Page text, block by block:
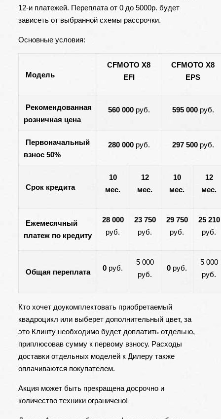
12-и платежей. Переплата от 0 до 5000р. будет
зависеть от выбранной схемы рассрочки.
Основные условия:
Модель
CFMOTO X8
EFI
CFMOTO X8
EPS
Рекомендованная
розничная цена
560 000руб. 595 000руб.
Первоначальный
взнос 50%
280 000руб. 297 500руб.
Срок кредита
10
мес.
12
мес.
10
мес.
12
мес.
Ежемесячный
платеж по кредиту
28 000
руб.
23 750
руб.
29 750
руб.
25 210
руб.
Общая переплата 0 руб.
5 000
руб.
0 руб.
5 000
руб.
Кто хочет доукомплектовать приобретаемый
квадроцикл или выберет дополнительный цвет, за
это Клинту необходимо будет доплатить отдельно,
приплюсовав сумму к первому взносу. Расходы
доставки отдельных моделей к Дилеру также
оплачиваются покупателем.
Акция может быть прекращена досрочно и
количество техники ограничено!